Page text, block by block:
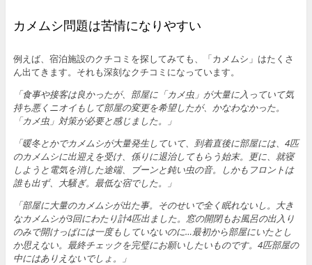
カメムシ問題は苦情になりやすい
例えば、宿泊施設のクチコミを探してみても、「カメムシ」はたくさ
ん出てきます。それも深刻なクチコミになっています。
「食事や接客は良かったが、部屋に「カメ虫」が大量に入っていて気
持ち悪くニオイもして部屋の変更を希望したが、かなわなかった。
「カメ虫」対策が必要と感じました。」
「暖冬とかでカメムシが大量発生していて、到着直後に部屋には、4匹
のカメムシに出迎えを受け、係りに退治してもらう始末。更に、就寝
しようと電気を消した途端、ブーンと鈍い虫の音。しかもフロントは
誰も出ず、大騒ぎ。最低な宿でした。」
「部屋に大量のカメムシが出た事。そのせいで全く眠れないし。大き
なカメムシが3回にわたり計4匹出ました。窓の開閉もお風呂の出入り
のみで開けっぱには一度もしていないのに…最初から部屋にいたとし
か思えない。最終チェックを完璧にお願いしたいものです。4匹部屋の
中にはありえないでしょ。」